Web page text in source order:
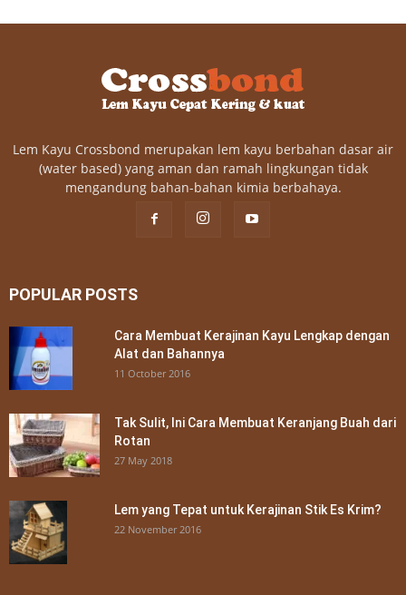
Lem Kayu Crossbond merupakan lem kayu berbahan dasar air
(water based) yang aman dan ramah lingkungan tidak
mengandung bahan-bahan kimia berbahaya.
POPULAR POSTS
Cara Membuat Kerajinan Kayu Lengkap dengan
Alat dan Bahannya
11 October 2016
Tak Sulit, Ini Cara Membuat Keranjang Buah dari
Rotan
27 May 2018
Lem yang Tepat untuk Kerajinan Stik Es Krim?
22 November 2016